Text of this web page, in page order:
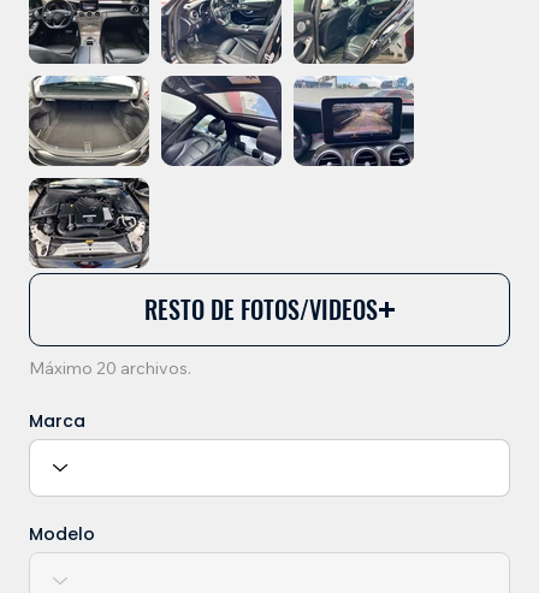
RESTO DE FOTOS/VIDEOS
Máximo 20 archivos.
Marca
Modelo